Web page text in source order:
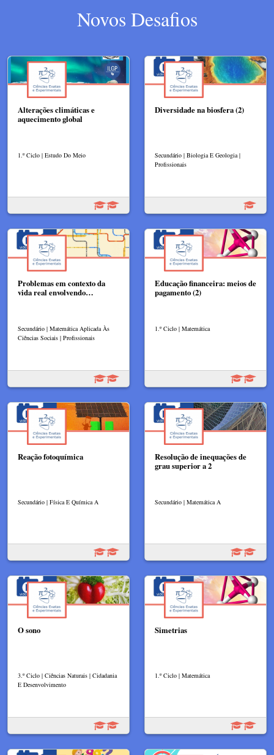
Novos Desafios
Alterações climáticas e
aquecimento global
1.º Ciclo | Estudo Do Meio
Diversidade na biosfera (2)
Secundário | Biologia E Geologia |
Profissionais
Problemas em contexto da
vida real envolvendo…
Secundário | Matemática Aplicada Às
Ciências Sociais | Profissionais
Educação financeira: meios de
pagamento (2)
1.º Ciclo | Matemática
Reação fotoquímica
Secundário | Física E Química A
Resolução de inequações de
grau superior a 2
Secundário | Matemática A
O sono
3.º Ciclo | Ciências Naturais | Cidadania
E Desenvolvimento
Simetrias
1.º Ciclo | Matemática